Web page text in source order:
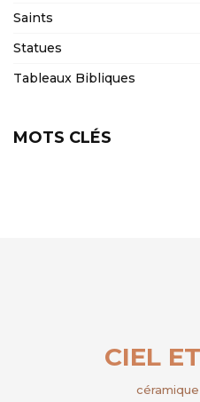
Saints
Statues
Tableaux Bibliques
MOTS CLÉS
CIEL